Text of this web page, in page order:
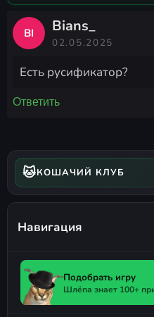
BI Bians_
02.05.2025
Есть русификатор?
Ответить
🐱КОШАЧИЙ КЛУБ
Навигация
Подобрать игру
Шлёпа знает 100+